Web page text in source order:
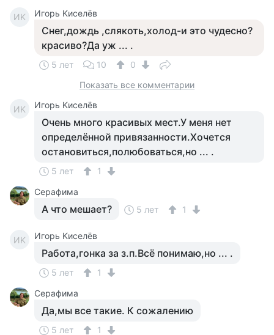
ИK Игорь Kиселёв
Снег,дождь ,слякоть,холод-и это чудесно?
красиво?Да уж ... .
5 лет 10
0
Показать все комментарии
ИK Игорь Kиселёв
Очень много красивых мест.У меня нет
определённой привязанности.Хочется
остановиться,полюбоваться,но ... .
5 лет
1
Серафима
А что мешает? 5 лет 1
ИK Игорь Kиселёв
Работа,гонка за з.п.Всё понимаю,но ... .
5 лет
1
Серафима
Да,мы все такие. К сожалению
5 лет 1